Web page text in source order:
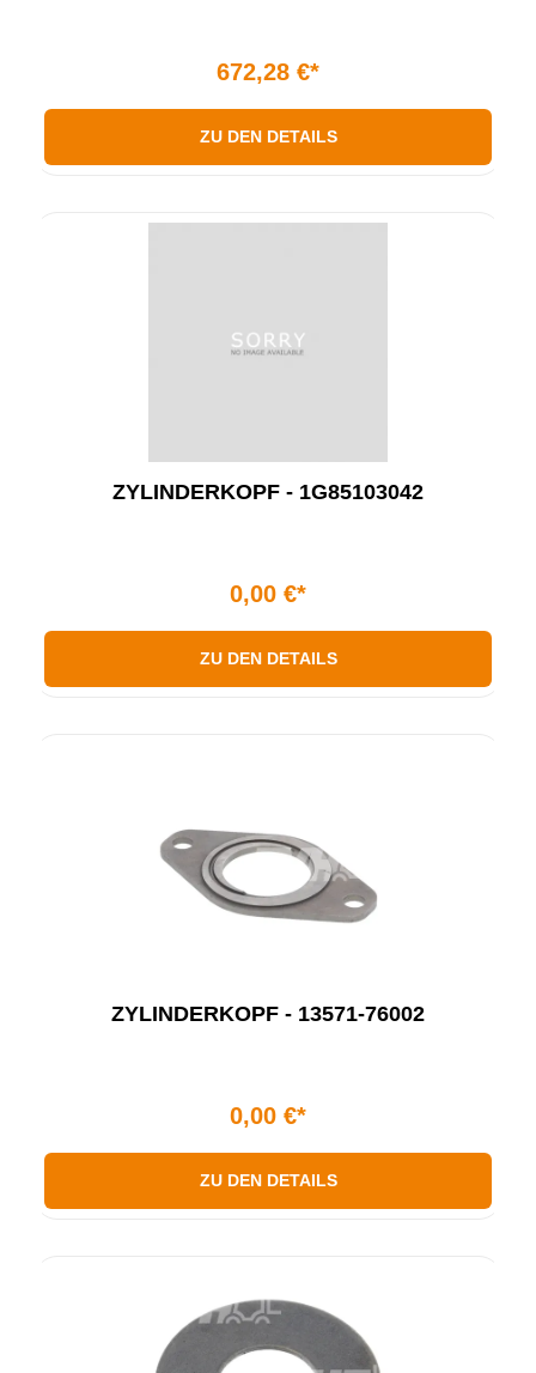
672,28 €*
ZU DEN DETAILS
ZYLINDERKOPF - 1G85103042
0,00 €*
ZU DEN DETAILS
ZYLINDERKOPF - 13571-76002
0,00 €*
ZU DEN DETAILS